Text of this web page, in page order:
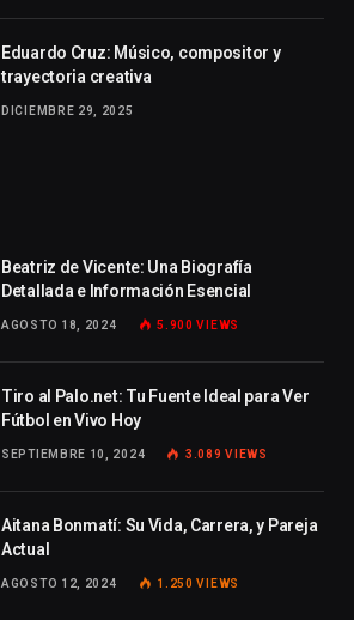
Eduardo Cruz: Músico, compositor y
trayectoria creativa
DICIEMBRE 29, 2025
Beatriz de Vicente: Una Biografía
Detallada e Información Esencial
AGOSTO 18, 2024 5.900VIEWS
Tiro al Palo.net: Tu Fuente Ideal para Ver
Fútbol en Vivo Hoy
SEPTIEMBRE 10, 2024 3.089VIEWS
Aitana Bonmatí: Su Vida, Carrera, y Pareja
Actual
AGOSTO 12, 2024 1.250VIEWS